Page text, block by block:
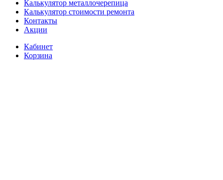
Калькулятор металлочерепица
Калькулятор стоимости ремонта
Контакты
Акции
Кабинет
Корзина